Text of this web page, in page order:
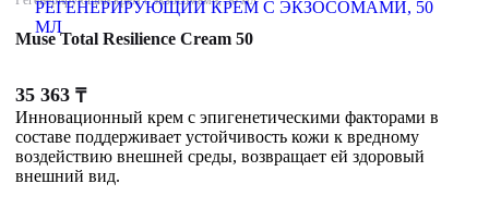
Muse Total Resilience Cream 50
35 363 ₸
Инновационный крем с эпигенетическими факторами в
составе поддерживает устойчивость кожи к вредному
воздействию внешней среды, возвращает ей здоровый
внешний вид.